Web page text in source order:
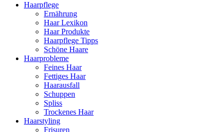
Haarpflege
Ernährung
Haar Lexikon
Haar Produkte
Haarpflege Tipps
Schöne Haare
Haarprobleme
Feines Haar
Fettiges Haar
Haarausfall
Schuppen
Spliss
Trockenes Haar
Haarstyling
Frisuren